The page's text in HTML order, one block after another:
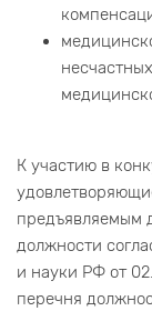
К участию в
предъявляемым
должности
и науки РФ от
перечня